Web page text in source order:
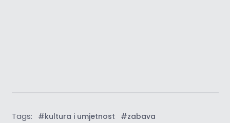
Tags: #kultura i umjetnost #zabava